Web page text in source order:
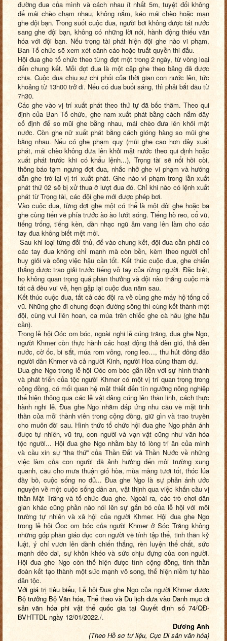
đường đua của mình và cách nhau ít nhất 5m, tuyệt đối không
để mái chèo chạm nhau, không nắm, kéo mái chèo hoặc mạn
ghe đội bạn. Trong suốt cuộc đua, người bơi không được tát nước
sang ghe đội bạn, không có những lời nói, hành động thiếu văn
hóa với đội bạn. Nếu trọng tài phát hiện đội ghe nào vi phạm,
Ban Tổ chức sẽ xem xét cảnh cáo hoặc truất quyền thi đấu.
Hội đua ghe tổ chức theo từng đợt một trong 2 ngày, từ vòng loại
đến chung kết. Mỗi đợt đua là một cặp ghe theo bảng đã được
chia. Cuộc đua chịu sự chi phối của thời gian con nước lên, tức
khoảng từ 13h00 trở đi. Nếu có đua buổi sáng, thì phải bắt đầu từ
7h30.
Các ghe vào vị trí xuất phát theo thứ tự đã bốc thăm. Theo qui
định của Ban Tổ chức, ghe nam xuất phát bằng cách nắm dây
cố định để so mũi ghe bằng nhau, mái chèo đưa lên khỏi mặt
nước. Còn ghe nữ xuất phát bằng cách gióng hàng so mũi ghe
bằng nhau. Nếu có ghe phạm quy (mũi ghe cao hơn dây xuất
phát, mái chèo không đưa lên khỏi mặt nước theo qui định hoặc
xuất phát trước khi có khẩu lệnh...), Trọng tài sẽ nổi hồi còi,
thông báo tạm ngưng đợt đua, nhắc nhở ghe vi phạm và hướng
dẫn ghe trở lại vị trí xuất phát. Ghe nào vi phạm trong lần xuất
phát thứ 02 sẽ bị xử thua ở lượt đua đó. Chỉ khi nào có lệnh xuất
phát từ Trọng tài, các đội ghe mới được phép bơi.
Vào cuộc đua, từng đợt ghe một có thể là một đôi ghe hoặc ba
ghe cùng tiến về phía trước ào ào lướt sóng. Tiếng hò reo, cổ vũ,
tiếng trống, tiếng kèn, dàn nhạc ngũ âm vang lên làm cho các
tay đua không biết mệt mỏi.
Sau khi loại từng đối thủ, để vào chung kết, đội đua cần phải có
các tay đua không chỉ mạnh mà còn bền, kèm theo người chỉ
huy giỏi và công việc hậu cần tốt. Kết thúc cuộc đua, ghe chiến
thắng được trao giải trước tiếng vỗ tay của rừng người. Đặc biệt,
họ không quan trọng quá phần thưởng và đội nào thắng cuộc mà
tất cả đều vui vẻ, hẹn gặp lại cuộc đua năm sau.
Kết thúc cuộc đua, tất cả các đội ra về cùng ghe máy hộ tống cổ
vũ. Những ghe đi chung đoạn đường sông thì cùng kết thành một
đội, cùng vui liên hoan, ca múa trên chiếc ghe cà hâu (ghe hậu
cần).
Trong lễ hội Oóc om bóc, ngoài nghi lễ cúng trăng, đua ghe Ngo,
người Khmer còn thực hành các hoạt động thả đèn gió, thả đèn
nước, cờ ốc, bi sắt, múa rom vông, rong leo…, thu hút đông đảo
người dân Khmer và cả người Kinh, người Hoa cùng tham dự.
Đua ghe Ngo trong lễ hội Oóc om bóc gắn liền với sự hình thành
và phát triển của tộc người Khmer có một vị trí quan trọng trong
cộng đồng, có mối quan hệ mật thiết đến tín ngưỡng nông nghiệp
thể hiện thông qua các lễ vật dâng cúng lên thần linh, cách thực
hành nghi lễ. Đua ghe Ngo nhằm đáp ứng nhu cầu về mặt tinh
thần của mỗi thành viên trong cộng đồng, giữ gìn và trao truyền
cho muôn đời sau. Hình thức tổ chức hội đua ghe Ngo phản ánh
được tự nhiên, vũ trụ, con người và vạn vật cũng như văn hóa
tộc người... Hội đua ghe Ngo nhằm bày tỏ lòng tri ân của mình
và cầu xin sự “tha thứ” của Thần Đất và Thần Nước về những
việc làm của con người đã ảnh hưởng đến môi trường xung
quanh, cầu cho mưa thuận gió hòa, mùa màng tươi tốt, thóc lúa
đầy bồ, cuộc sống no đủ... Đua ghe Ngo là sự phản ánh ước
nguyện về một cuộc sống dân an, vật thịnh qua việc khấn cầu vị
thần Mặt Trăng và tổ chức đua ghe. Ngoài ra, các trò chơi dân
gian khác cũng phần nào nói lên sự gắn bó của lễ hội với môi
trường tự nhiên và xã hội của người Khmer. Hội đua ghe Ngo
trong lễ hội Óoc om bóc của người Khmer ở Sóc Trăng không
những góp phần giáo dục con người về tính tập thể, tinh thần kỷ
luật, ý chí vươn lên dành chiến thắng, rèn luyện thể chất, sức
mạnh dẻo dai, sự khôn khéo và sức chịu đựng của con người.
Hội đua ghe Ngo còn thể hiện được tính cộng đồng, tinh thần
đoàn kết tạo thành một sức mạnh vô song, thể hiện niềm tự hào
dân tộc.
Với giá trị tiêu biểu, Lễ hội Đua ghe Ngo của người Khmer được
Bộ trưởng Bộ Văn hóa, Thể thao và Du lịch đưa vào Danh mục di
sản văn hóa phi vật thể quốc giatại Quyết định số 74/QĐ-
BVHTTDL ngày 12/01/2022./.
Dương Anh
(Theo Hồ sơ tư liệu, Cục Di sản văn hóa)